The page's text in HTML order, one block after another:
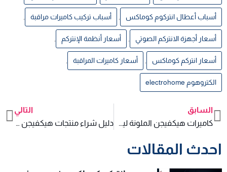
أسباب أعطال انتركوم كوماكس , أسباب تركيب كاميرات مراقبة ,
أسعار أجهزة الانتركم الصوتي , أسعار أنظمة الإنتركم ,
أسعار انتركم كوماكس , أسعار كاميرات المراقبة ,
الكتروهوم electrohome
Prev
السابق
كاميرات هيكفيجن الملونة ليلًا هل تستحق سعرها؟
التالي
دليل شراء منتجات هيكفيجن الأصلية في مصر
احدث المقالات